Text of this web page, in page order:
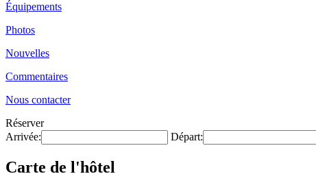
Équipements
Photos
Nouvelles
Commentaires
Nous contacter
Réserver
Arrivée:
Départ:
Carte de l'hôtel